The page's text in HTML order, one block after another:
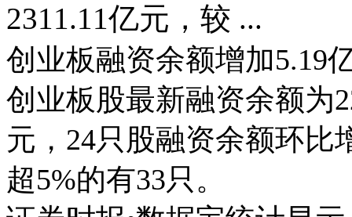
2311.11亿元，较 ...
创业板融资余额增加5.19
创业板股最新融资余额为
元，24只股融资余额环比
超5%的有33只。